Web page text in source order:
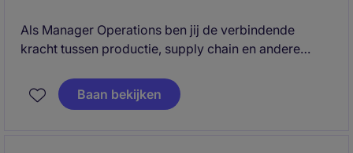
Als Manager Operations ben jij de verbindende
kracht tussen productie, supply chain en andere
versterkt en de fabriek verder ontwikkelt richting een
Lean en Operational Excellence cultuur. Daarnaast
Baan bekijken